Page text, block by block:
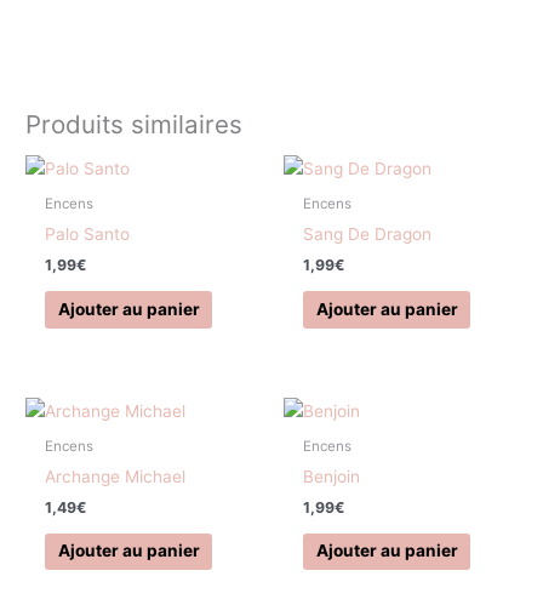
Produits similaires
Encens
Palo Santo
1,99€
Ajouter au panier
Encens
Sang De Dragon
1,99€
Ajouter au panier
Encens
Archange Michael
1,49€
Ajouter au panier
Encens
Benjoin
1,99€
Ajouter au panier